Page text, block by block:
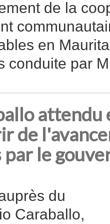
de la
en
conduite par
de
le
du
Caraballo,